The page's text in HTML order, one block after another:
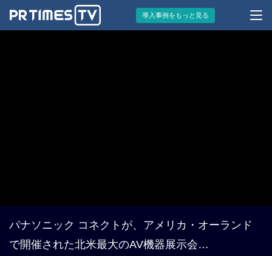
導入事例をもっと見る
パナソニック コネクトが、アメリカ・オーランド
で開催された北米最大のAV機器展示会